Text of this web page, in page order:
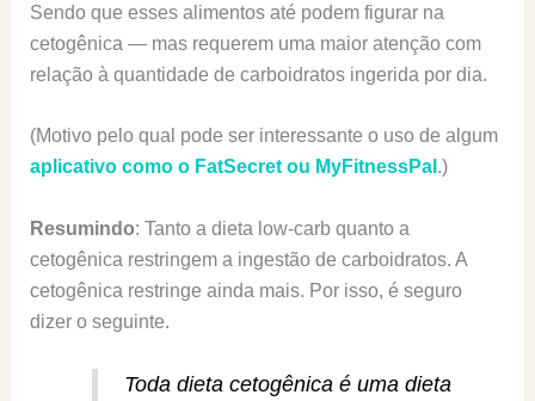
Sendo que esses alimentos até podem figurar na
cetogênica — mas requerem uma maior atenção com
relação à quantidade de carboidratos ingerida por dia.
(Motivo pelo qual pode ser interessante o uso de algum
aplicativo como o FatSecret ou MyFitnessPal .)
Resumindo: Tanto a dieta low-carb quanto a
cetogênica restringem a ingestão de carboidratos. A
cetogênica restringe ainda mais. Por isso, é seguro
dizer o seguinte.
Toda dieta cetogênica é uma dieta